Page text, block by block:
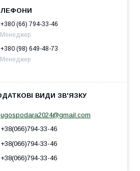
+380 (66) 794-33-46
Менеджер
+380 (98) 649-48-73
Менеджер
ugospodara2024@gmail.com
+38(066)794-33-46
+38(066)794-33-46
+38(066)794-33-46